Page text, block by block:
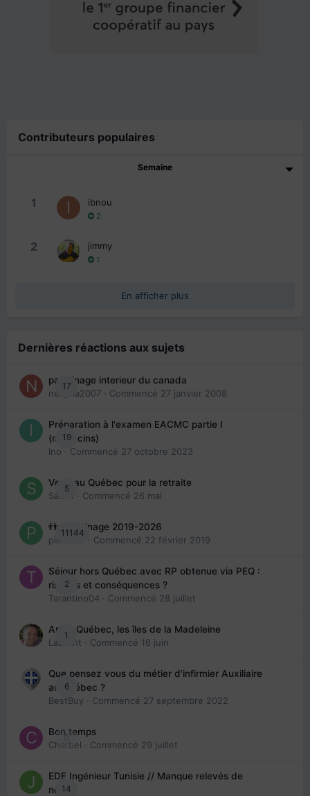
Contributeurs populaires
Semaine
1 ibnou
2
2 jimmy
1
En afficher plus
Dernières réactions aux sujets
17
parrainage interieur du canada
nedjma2007 · Commencé 27 janvier 2008
19
Préparation à l'examen EACMC partie I
(médecins)
Ino · Commencé 27 octobre 2023
5
Venir au Québec pour la retraite
Sab74
· Commencé 26 mai
11144
👬 Parrainage 2019-2026
piinoush
· Commencé 22 février 2019
2
Séjour hors Québec avec RP obtenue via PEQ :
risques et conséquences ?
Tarantino04 · Commencé 28 juillet
1
Arte : Québec, les îles de la Madeleine
Laurent · Commencé 16 juin
6
Que pensez vous du métier d'infirmier Auxiliaire
au Québec ?
BestBuy · Commencé 27 septembre 2022
0
Bon temps
Charbel · Commencé 29 juillet
14
EDE Ingénieur Tunisie // Manque relevés de
note